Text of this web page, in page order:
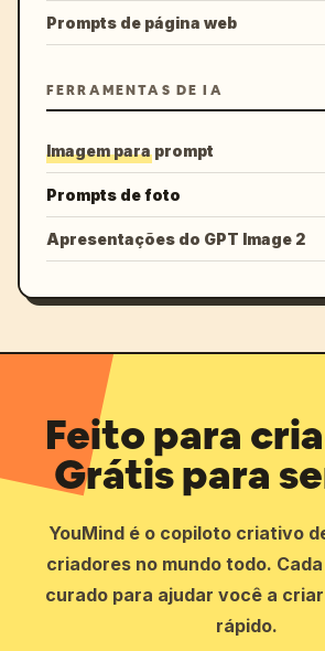
Prompts de página web
FERRAMENTAS DE IA
Imagem para prompt
Prompts de foto
Apresentações do GPT Image 2
Feito para
Grátis para
YouMind é o copiloto criativo
criadores no mundo todo.
curado para ajudar você a
rápido.